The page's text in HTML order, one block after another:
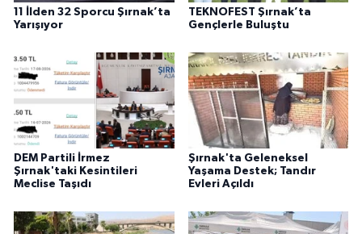
11 İlden 32 Sporcu Şırnak’ta
Yarışıyor
TEKNOFEST Şırnak’ta
Gençlerle Buluştu
DEM Partili İrmez
Şırnak'taki Kesintileri
Meclise Taşıdı
Şırnak'ta Geleneksel
Yaşama Destek; Tandır
Evleri Açıldı